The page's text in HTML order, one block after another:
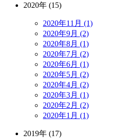
2020年 (15)
2020年11月 (1)
2020年9月 (2)
2020年8月 (1)
2020年7月 (2)
2020年6月 (1)
2020年5月 (2)
2020年4月 (2)
2020年3月 (1)
2020年2月 (2)
2020年1月 (1)
2019年 (17)